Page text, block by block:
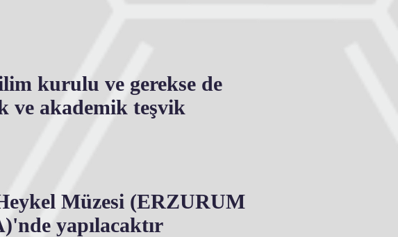
kurulu ve gerekse de
ve akademik teşvik
Müzesi (ERZURUM
yapılacaktır